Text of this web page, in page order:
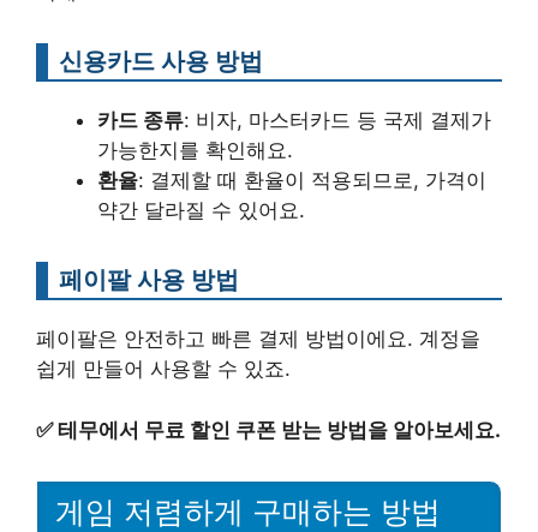
신용카드 사용 방법
카드 종류: 비자, 마스터카드 등 국제 결제가
가능한지를 확인해요.
환율: 결제할 때 환율이 적용되므로, 가격이
약간 달라질 수 있어요.
페이팔 사용 방법
페이팔은 안전하고 빠른 결제 방법이에요. 계정을
쉽게 만들어 사용할 수 있죠.
✅테무에서 무료 할인 쿠폰 받는 방법을 알아보세요.
게임 저렴하게 구매하는 방법